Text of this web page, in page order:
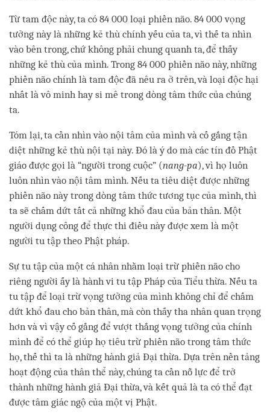
Từ tam độc này, ta có 84 000 loại phiền não. 84 000 vọng
tưởng này là những kẻ thù chính yếu của ta, vì thế ta nhìn
vào bên trong, chứ không phải chung quanh ta, để thấy
những kẻ thù của mình. Trong 84 000 phiền não này, những
phiền não chính là tam độc đã nêu ra ở trên, và loại độc hại
nhất là vô minh hay si mê trong dòng tâm thức của chúng
ta.
Tóm lại, ta cần nhìn vào nội tâm của mình và cố gắng tận
diệt những kẻ thù nội tại này. Đó là ý do mà các tín đồ Phật
giáo được gọi là “người trong cuộc” (nang-pa), vì họ luôn
luôn nhìn vào nội tâm mình. Nếu ta tiêu diệt được những
phiền não này trong dòng tâm thức tương tục của mình, thì
ta sẽ chấm dứt tất cả những khổ đau của bản thân. Một
người dụng công để thực thi điều này được xem là một
người tu tập theo Phật pháp.
Sự tu tập của một cá nhân nhằm loại trừ phiền não cho
riêng người ấy là hành vi tu tập Pháp của Tiểu thừa. Nếu ta
tu tập để loại trừ vọng tưởng của mình không chỉ để chấm
dứt khổ đau cho bản thân, mà còn thấy tha nhân quan trọng
hơn và vì vậy cố gắng để vượt thắng vọng tưởng của chính
mình để có thể giúp họ tiêu trừ phiền não trong tâm thức
họ, thế thì ta là những hành giả Đại thừa. Dựa trên nền tảng
hoạt động của thân thể này, chúng ta cần nỗ lực để trở
thành những hành giả Đại thừa, và kết quả là ta có thể đạt
được tâm giác ngộ của một vị Phật.